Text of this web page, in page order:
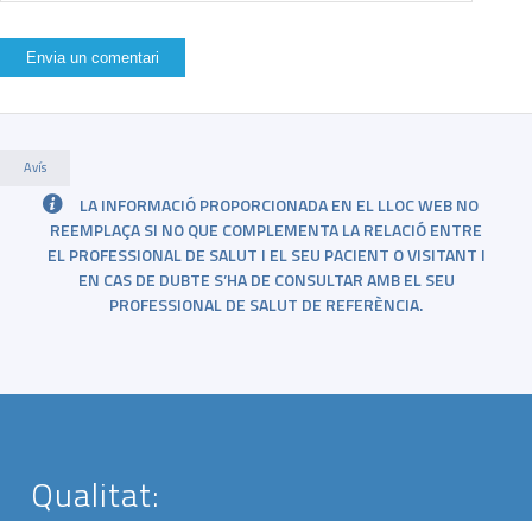
Avís
LA INFORMACIÓ PROPORCIONADA EN EL LLOC WEB NO
REEMPLAÇA SI NO QUE COMPLEMENTA LA RELACIÓ ENTRE
EL PROFESSIONAL DE SALUT I EL SEU PACIENT O VISITANT I
EN CAS DE DUBTE S’HA DE CONSULTAR AMB EL SEU
PROFESSIONAL DE SALUT DE REFERÈNCIA.
Qualitat: